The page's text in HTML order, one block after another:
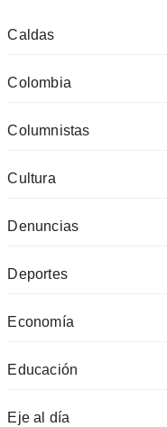
Caldas
Colombia
Columnistas
Cultura
Denuncias
Deportes
Economía
Educación
Eje al día